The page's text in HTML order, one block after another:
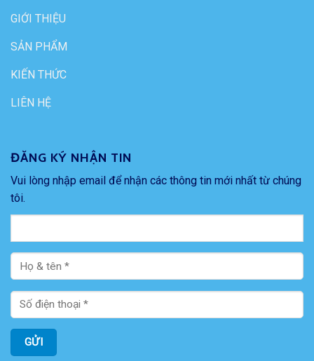
GIỚI THIỆU
SẢN PHẨM
KIẾN THỨC
LIÊN HỆ
ĐĂNG KÝ NHẬN TIN
Vui lòng nhập email để nhận các thông tin mới nhất từ chúng
tôi.